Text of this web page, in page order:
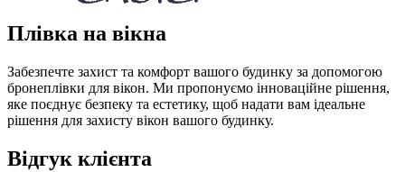
Плівка на вікна
Забезпечте захист та комфорт вашого будинку за допомогою
бронеплівки для вікон. Ми пропонуємо інноваційне рішення,
яке поєднує безпеку та естетику, щоб надати вам ідеальне
рішення для захисту вікон вашого будинку.
Відгук клієнта